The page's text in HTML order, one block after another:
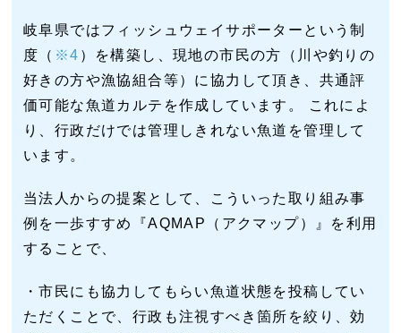
岐阜県ではフィッシュウェイサポーターという制
度（ ※4 ）を構築し、現地の市民の方（川や釣りの
好きの方や漁協組合等）に協力して頂き、共通評
価可能な魚道カルテを作成しています。 これによ
り、行政だけでは管理しきれない魚道を管理して
います。
当法人からの提案として、こういった取り組み事
例を一歩すすめ『AQMAP（アクマップ）』を利用
することで、
・市民にも協力してもらい魚道状態を投稿してい
ただくことで、行政も注視すべき箇所を絞り、効